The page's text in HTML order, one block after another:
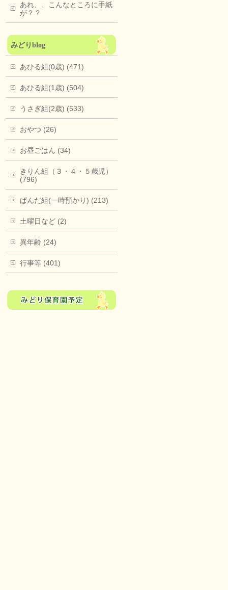
あれ、、こんなところに手紙
が？？
みどりblog
あひる組(0歳) (471)
あひる組(1歳) (504)
うさぎ組(2歳) (533)
おやつ (26)
お昼ごはん (34)
きりん組（３・４・５歳児）
(796)
ぱんだ組(一時預かり) (213)
土曜日など (2)
異年齢 (24)
行事等 (401)